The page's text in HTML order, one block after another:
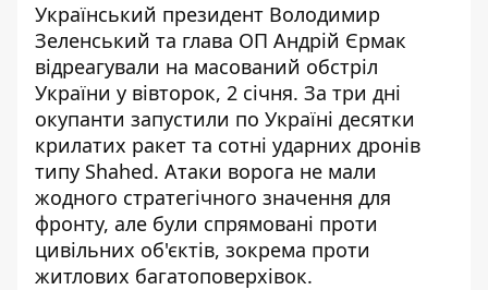
Український президент Володимир
Зеленський та глава ОП Андрій Єрмак
відреагували на масований обстріл
України у вівторок, 2 січня. За три дні
окупанти запустили по Україні десятки
крилатих ракет та сотні ударних дронів
типу Shahed. Атаки ворога не мали
жодного стратегічного значення для
фронту, але були спрямовані проти
цивільних об'єктів, зокрема проти
житлових багатоповерхівок.